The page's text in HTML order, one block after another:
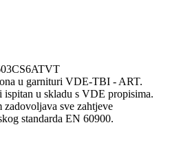
u garnituri VDE-TBI - ART.
u skladu s VDE propisima.
sve zahtjeve
standarda EN 60900.